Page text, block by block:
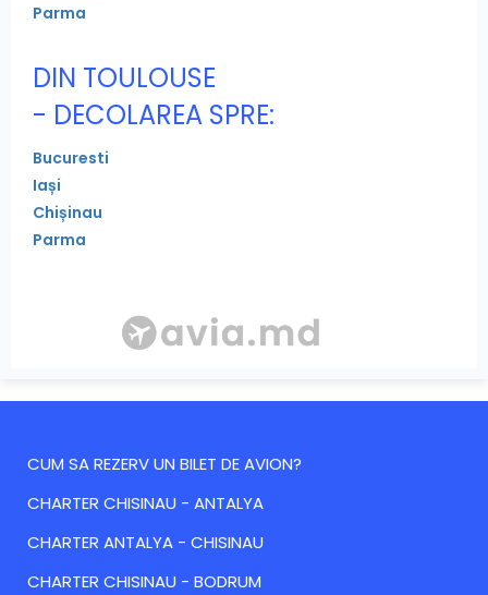
Parma
DIN TOULOUSE
- DECOLAREA SPRE:
Bucuresti
Iași
Chișinau
Parma
CUM SA REZERV UN BILET DE AVION?
CHARTER CHISINAU - ANTALYA
CHARTER ANTALYA - CHISINAU
CHARTER CHISINAU - BODRUM